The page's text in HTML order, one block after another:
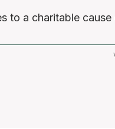
to a charitable